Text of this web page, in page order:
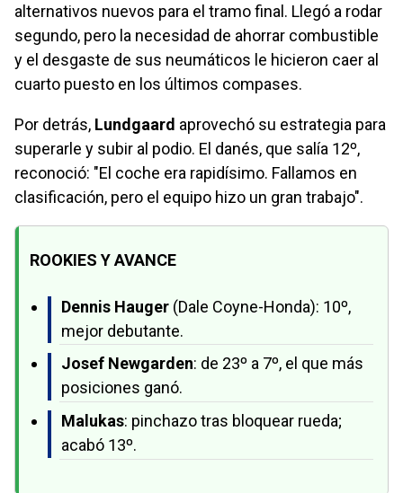
alternativos nuevos para el tramo final. Llegó a rodar
segundo, pero la necesidad de ahorrar combustible
y el desgaste de sus neumáticos le hicieron caer al
cuarto puesto en los últimos compases.
Por detrás, Lundgaard aprovechó su estrategia para
superarle y subir al podio. El danés, que salía 12º,
reconoció: "El coche era rapidísimo. Fallamos en
clasificación, pero el equipo hizo un gran trabajo".
ROOKIES Y AVANCE
Dennis Hauger (Dale Coyne-Honda): 10º,
mejor debutante.
Josef Newgarden: de 23º a 7º, el que más
posiciones ganó.
Malukas: pinchazo tras bloquear rueda;
acabó 13º.